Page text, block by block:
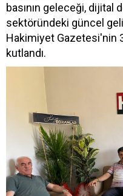
basının geleceği,
sektöründeki güncel
Hakimiyet Gazetesi'nin
kutlandı.